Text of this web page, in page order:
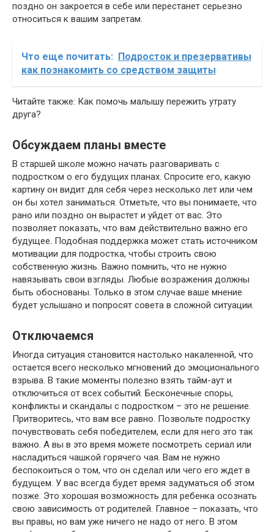
поздно он закроется в себе или перестанет серьезно
относиться к вашим запретам.
Что еще почитать: Подросток и презервативы
как познакомить со средством защиты
Читайте также: Как помочь малышу пережить утрату
друга?
Обсуждаем планы вместе
В старшей школе можно начать разговаривать с
подростком о его будущих планах. Спросите его, какую
картину он видит для себя через несколько лет или чем
он бы хотел заниматься. Отметьте, что вы понимаете, что
рано или поздно он вырастет и уйдет от вас. Это
позволяет показать, что вам действительно важно его
будущее. Подобная поддержка может стать источником
мотивации для подростка, чтобы строить свою
собственную жизнь. Важно помнить, что не нужно
навязывать свои взгляды. Любые возражения должны
быть обоснованы. Только в этом случае ваше мнение
будет услышано и попросят совета в сложной ситуации.
Отключаемся
Иногда ситуация становится настолько накаленной, что
остается всего несколько мгновений до эмоционального
взрыва. В такие моменты полезно взять тайм-аут и
отключиться от всех событий. Бесконечные споры,
конфликты и скандалы с подростком – это не решение.
Притворитесь, что вам все равно. Позвольте подростку
почувствовать себя победителем, если для него это так
важно. А вы в это время можете посмотреть сериал или
насладиться чашкой горячего чая. Вам не нужно
беспокоиться о том, что он сделал или чего его ждет в
будущем. У вас всегда будет время задуматься об этом
позже. Это хорошая возможность для ребенка осознать
свою зависимость от родителей. Главное – показать, что
вы правы, но вам уже ничего не надо от него. В этом